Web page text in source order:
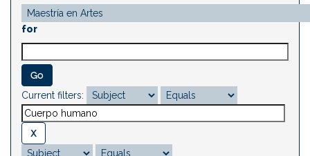
for
Current filters: